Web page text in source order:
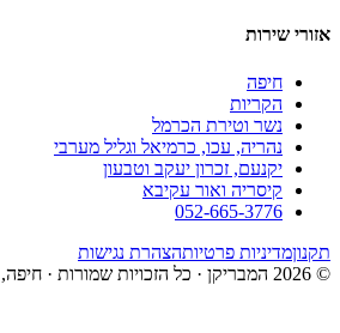
אזורי שירות
חיפה
הקריות
נשר וטירת הכרמל
נהריה, עכו, כרמיאל וגליל מערבי
יקנעם, זכרון יעקב וטבעון
קיסריה ואור עקיבא
052-665-3776
תקנוןמדיניות פרטיותהצהרת נגישות
©
2026 המבריקן · כל הזכויות שמורות · חיפה,